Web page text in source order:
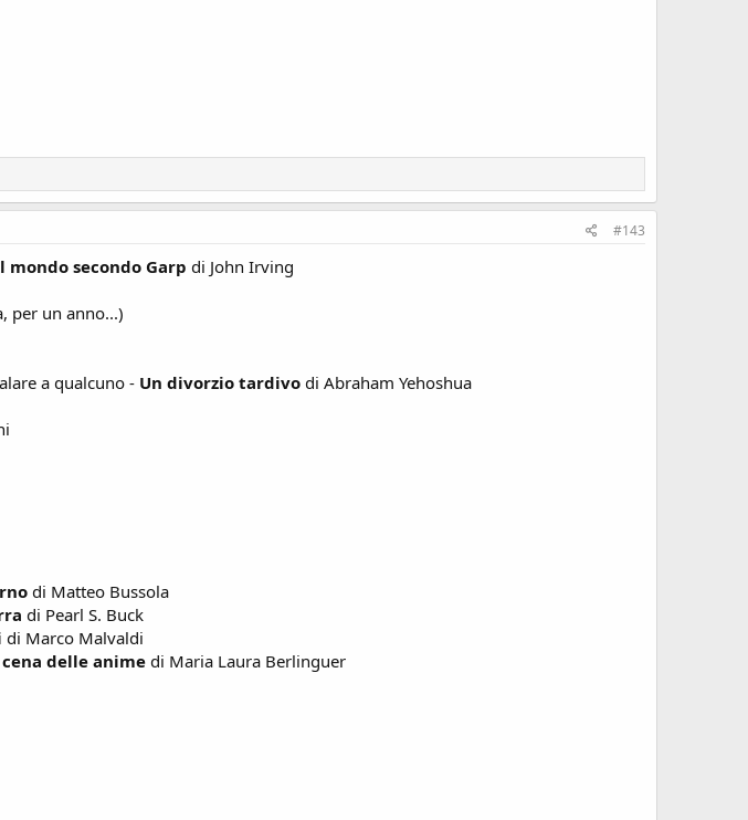
#143
mondo secondo Garp di John Irving
per un anno...)
a qualcuno - Un divorzio tardivo di Abraham Yehoshua
di Matteo Bussola
di Pearl S. Buck
di Marco Malvaldi
cena delle animedi Maria Laura Berlinguer